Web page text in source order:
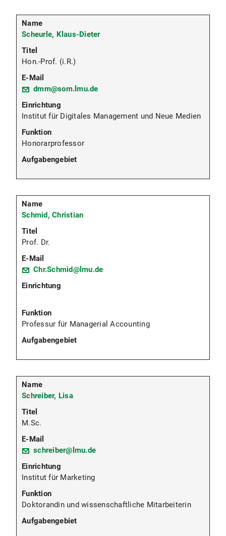
Scheurle, Klaus-Dieter
Hon.-Prof. (i.R.)
dmm@som.lmu.de
Institut für Digitales Management und Neue Medien
Honorarprofessor
Schmid, Christian
Prof. Dr.
Chr.Schmid@lmu.de
Professur für Managerial Accounting
Schreiber, Lisa
M.Sc.
schreiber@lmu.de
Institut für Marketing
Doktorandin und wissenschaftliche Mitarbeiterin